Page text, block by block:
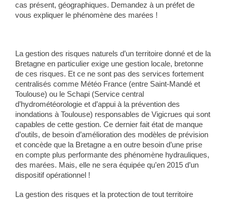
cas présent, géographiques. Demandez à un préfet de
vous expliquer le phénomène des marées !
La gestion des risques naturels d’un territoire donné et de la
Bretagne en particulier exige une gestion locale, bretonne
de ces risques. Et ce ne sont pas des services fortement
centralisés comme Météo France (entre Saint-Mandé et
Toulouse) ou le Schapi (Service central
d’hydrométéorologie et d’appui à la prévention des
inondations à Toulouse) responsables de Vigicrues qui sont
capables de cette gestion. Ce dernier fait état de manque
d’outils, de besoin d’amélioration des modèles de prévision
et concède que la Bretagne a en outre besoin d’une prise
en compte plus performante des phénomène hydrauliques,
des marées. Mais, elle ne sera équipée qu’en 2015 d’un
dispositif opérationnel !
La gestion des risques et la protection de tout territoire